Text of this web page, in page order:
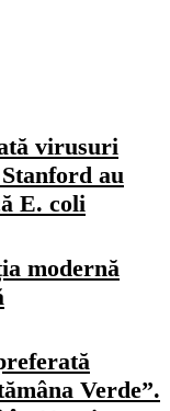
virusuri
au
E. coli
modernă
Verde”.